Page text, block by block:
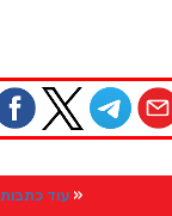
עוד כתבות